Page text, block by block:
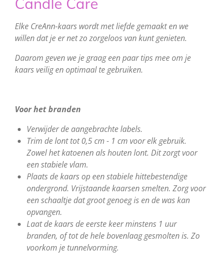
Elke CreAnn-kaars wordt met liefde gemaakt en we
willen dat je er net zo zorgeloos van kunt genieten.
Daarom geven we je graag een paar tips mee om je
kaars veilig en optimaal te gebruiken.
Voor het branden
Verwijder de aangebrachte labels.
Trim de lont tot 0,5 cm - 1 cm voor elk gebruik.
Zowel het katoenen alshouten lont. Dit zorgt voor
een stabiele vlam.
Plaats de kaars op een stabiele hittebestendige
ondergrond. Vrijstaande kaarsen smelten. Zorg voor
een schaaltje dat groot genoeg is en de was kan
opvangen.
Laat de kaars de eerste keer minstens 1 uur
branden, of tot de hele bovenlaag gesmolten is. Zo
voorkom je tunnelvorming.